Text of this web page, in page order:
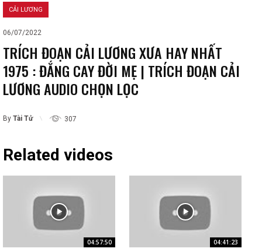
CẢI LƯƠNG
06/07/2022
TRÍCH ĐOẠN CẢI LƯƠNG XƯA HAY NHẤT
1975 : ĐẮNG CAY ĐỜI MẸ | TRÍCH ĐOẠN CẢI
LƯƠNG AUDIO CHỌN LỌC
By Tài Tử 307
Related videos
04:57:50 04:41:23